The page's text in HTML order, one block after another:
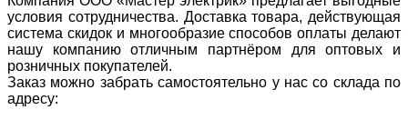
условия сотрудничества. Доставка товара, действующая
система скидок и многообразие способов оплаты делают
нашу компанию отличным партнёром для оптовых и
розничных покупателей.
Заказ можно забрать самостоятельно у нас со склада по
адресу: